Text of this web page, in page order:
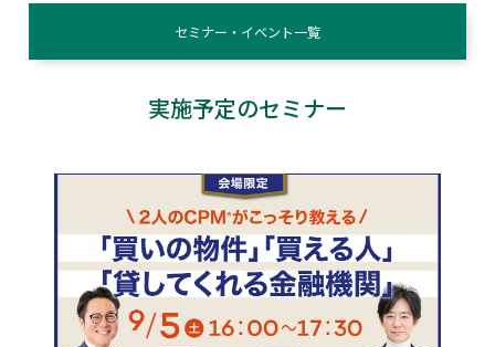
セミナー・イベント一覧
実施予定のセミナー